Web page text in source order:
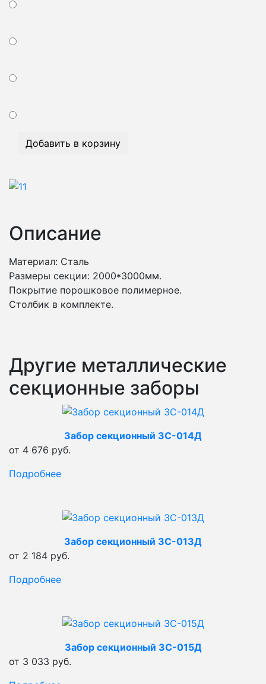
Добавить в корзину
Описание
Материал: Сталь
Размеры секции: 2000*3000мм.
Покрытие порошковое полимерное.
Столбик в комплекте.
Другие металлические
секционные заборы
Забор секционный ЗС-014Д
от 4 676 руб.
Подробнее
Забор секционный ЗС-013Д
от 2 184 руб.
Подробнее
Забор секционный ЗС-015Д
от 3 033 руб.